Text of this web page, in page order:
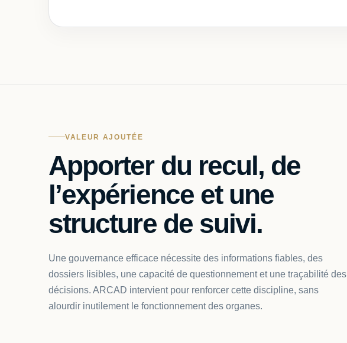
VALEUR AJOUTÉE
Apporter du recul, de
l’expérience et une
structure de suivi.
Une gouvernance efficace nécessite des informations fiables, des
dossiers lisibles, une capacité de questionnement et une traçabilité des
décisions. ARCAD intervient pour renforcer cette discipline, sans
alourdir inutilement le fonctionnement des organes.